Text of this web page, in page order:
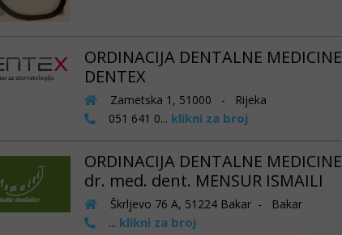
ORDINACIJA DENTALNE MEDICINE
DENTEX
Zametska 1, 51000 - Rijeka
051 641 0... klikni za broj
ORDINACIJA DENTALNE MEDICINE
dr. med. dent. MENSUR ISMAILI
Škrljevo 76 A, 51224 Bakar - Bakar
... klikni za broj